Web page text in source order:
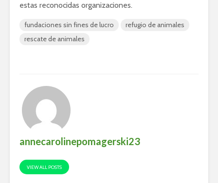
estas reconocidas organizaciones.
fundaciones sin fines de lucro
refugio de animales
rescate de animales
annecarolinepomagerski23
VIEW ALL POSTS